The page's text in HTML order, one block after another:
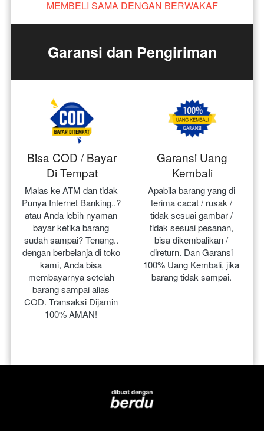
MEMBELI SAMA DENGAN BERWAKAF
Garansi dan Pengiriman
Bisa COD / Bayar
Di Tempat
Malas ke ATM dan tidak
Punya Internet Banking..?
atau Anda lebih nyaman
bayar ketika barang
sudah sampai? Tenang..
dengan berbelanja di toko
kami, Anda bisa
membayarnya setelah
barang sampai alias
COD. Transaksi Dijamin
100% AMAN!
Garansi Uang
Kembali
Apabila barang yang di
terima cacat / rusak /
tidak sesuai gambar /
tidak sesuai pesanan,
bisa dikembalikan /
direturn. Dan Garansi
100% Uang Kembali, jika
barang tidak sampai.